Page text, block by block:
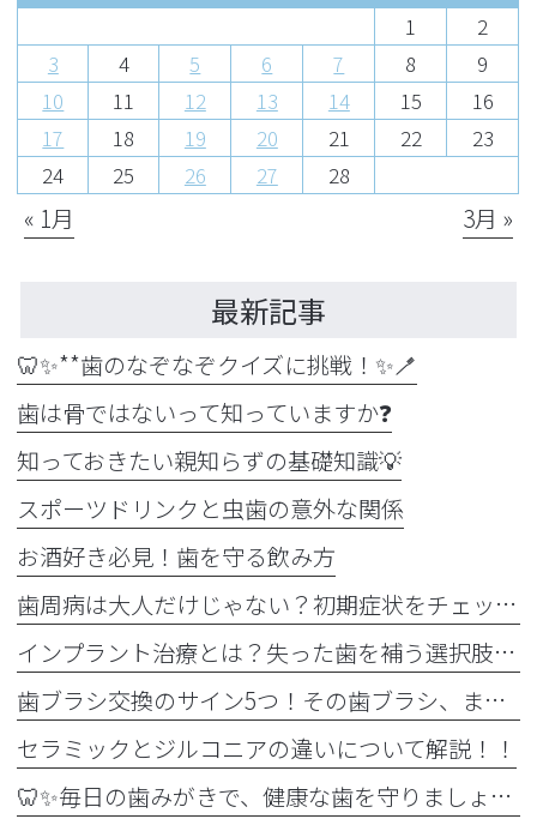
1
2
3
4 5 6 7 8
9
10
11 12 13 14 15
16
17
18 19 20 21 22
23
24
25 26 27 28
« 1月 3月 »
最新記事
🦷✨**歯のなぞなぞクイズに挑戦！✨🪥
歯は骨ではないって知っていますか❓
知っておきたい親知らずの基礎知識💡
スポーツドリンクと虫歯の意外な関係
お酒好き必見！歯を守る飲み方
歯周病は大人だけじゃない？初期症状をチェック
インプラント治療とは？失った歯を補う選択肢を正しく知りましょう！！
歯ブラシ交換のサイン5つ！その歯ブラシ、まだ使っていませんか？🪥
セラミックとジルコニアの違いについて解説！！
🦷✨毎日の歯みがきで、健康な歯を守りましょう✨🪥